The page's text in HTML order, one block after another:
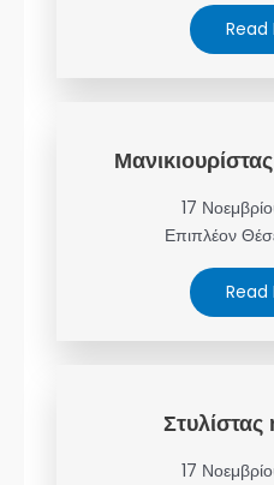
Read
17
Επιπλέον
Read
17